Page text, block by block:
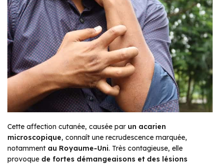
Cette affection cutanée, causée par un acarien
microscopique, connaît une recrudescence marquée,
notamment au Royaume-Uni. Très contagieuse, elle
provoque de fortes démangeaisons et des lésions